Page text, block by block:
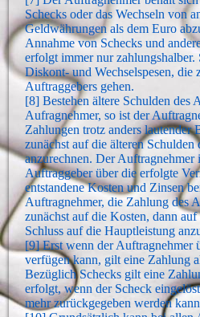
Schecks oder das Wechseln von
Geldwährungen als dem Euro
Annahme von Schecks und
erfolgt immer nur
Diskont- und Wechselspesen, die
Auftraggebers gehen.
[8] Bestehen ältere Schulden des
Aufragnehmer, so ist der
Zahlungen trotz anders lautender
zunächst auf die älteren Schulden
anzurechnen. Der Auftragnehmer
Auftraggeber über die erfolgte
entstandene Kosten und Zinsen
Auftragnehmer, die Zahlung des
zunächst auf die Kosten, dann
Schluss auf die Hauptleistung
[9] Erst wenn der Auftragnehmer
verfügen kann, gilt eine Zahlung
Bezüglich Schecks gilt eine
erfolgt, wenn der Scheck
mehr zurückgegeben werden